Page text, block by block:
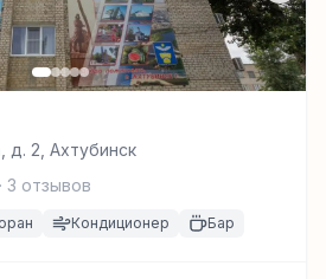
д. 2, Ахтубинск
· 3 отзывов
Кондиционер Бар